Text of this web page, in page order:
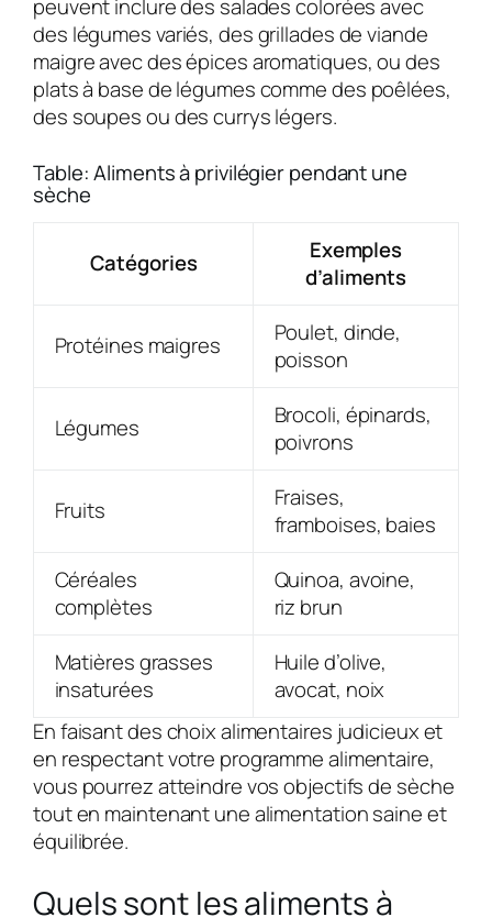
peuvent inclure des salades colorées avec
des légumes variés, des grillades de viande
maigre avec des épices aromatiques, ou des
plats à base de légumes comme des poêlées,
des soupes ou des currys légers.
Table: Aliments à privilégier pendant une
sèche
Catégories
Exemples
d’aliments
Protéines maigres
Poulet, dinde,
poisson
Légumes
Brocoli, épinards,
poivrons
Fruits
Fraises,
framboises, baies
Céréales
complètes
Quinoa, avoine,
riz brun
Matières grasses
insaturées
Huile d’olive,
avocat, noix
En faisant des choix alimentaires judicieux et
en respectant votre programme alimentaire,
vous pourrez atteindre vos objectifs de sèche
tout en maintenant une alimentation saine et
équilibrée.
Quels sont les aliments à